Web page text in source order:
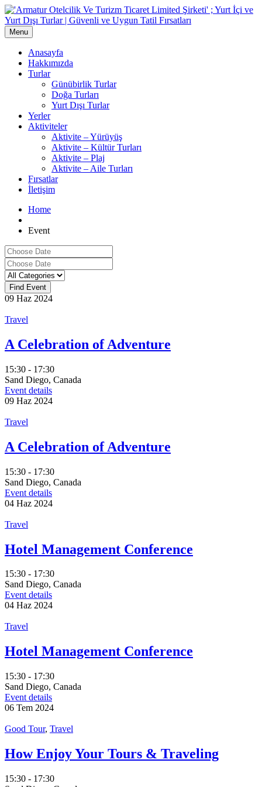
Menu
Anasayfa
Hakkımızda
Turlar
Günübirlik Turlar
Doğa Turları
Yurt Dışı Turlar
Yerler
Aktiviteler
Aktivite – Yürüyüş
Aktivite – Kültür Turları
Aktivite – Plaj
Aktivite – Aile Turları
Fırsatlar
İletişim
Home
Event
09 Haz 2024
Travel
A Celebration of Adventure
15:30 - 17:30
Sand Diego, Canada
Event details
09 Haz 2024
Travel
A Celebration of Adventure
15:30 - 17:30
Sand Diego, Canada
Event details
04 Haz 2024
Travel
Hotel Management Conference
15:30 - 17:30
Sand Diego, Canada
Event details
04 Haz 2024
Travel
Hotel Management Conference
15:30 - 17:30
Sand Diego, Canada
Event details
06 Tem 2024
Good Tour, Travel
How Enjoy Your Tours & Traveling
15:30 - 17:30